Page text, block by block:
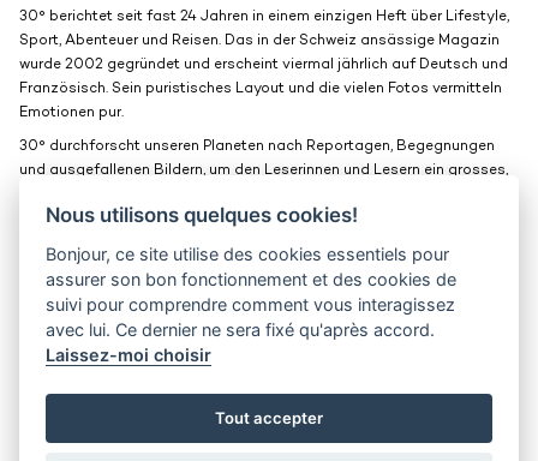
30° berichtet seit fast 24 Jahren in einem einzigen Heft über Lifestyle,
Sport, Abenteuer und Reisen. Das in der Schweiz ansässige Magazin
wurde 2002 gegründet und erscheint viermal jährlich auf Deutsch und
Französisch. Sein puristisches Layout und die vielen Fotos vermitteln
Emotionen pur.
30° durchforscht unseren Planeten nach Reportagen, Begegnungen
und ausgefallenen Bildern, um den Leserinnen und Lesern ein grosses,
Kontakt
Jobs Vertraulichkeit
30° magazine
Nous utilisons quelques cookies!
Bonjour, ce site utilise des cookies essentiels pour
assurer son bon fonctionnement et des cookies de
suivi pour comprendre comment vous interagissez
avec lui. Ce dernier ne sera fixé qu'après accord.
Laissez-moi choisir
Tout accepter